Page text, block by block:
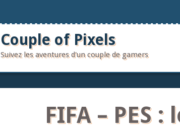
Couple of Pixels
Suivez les aventures d'un couple de gamers
FIFA – PES